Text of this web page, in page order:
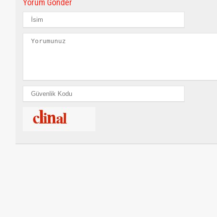
Yorum Gönder